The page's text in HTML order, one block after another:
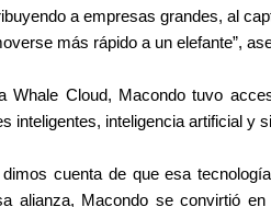
a empresas grandes, al
más rápido a un elefante”,
Whale Cloud, Macondo tuvo
inteligentes, inteligencia artificial y
cuenta de que esa
alianza, Macondo se convirtió